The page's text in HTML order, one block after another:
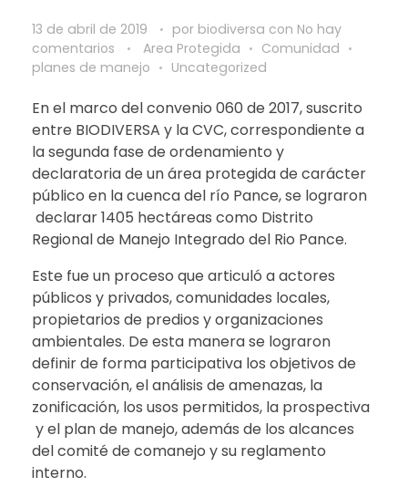
13 de abril de 2019 por biodiversa con No hay
comentarios
Area Protegida
Comunidad
planes de manejo
Uncategorized
En el marco del convenio 060 de 2017, suscrito
entre BIODIVERSA y la CVC, correspondiente a
la segunda fase de ordenamiento y
declaratoria de un área protegida de carácter
público en la cuenca del río Pance, se lograron
declarar 1405 hectáreas como Distrito
Regional de Manejo Integrado del Rio Pance.
Este fue un proceso que articuló a actores
públicos y privados, comunidades locales,
propietarios de predios y organizaciones
ambientales. De esta manera se lograron
definir de forma participativa los objetivos de
conservación, el análisis de amenazas, la
zonificación, los usos permitidos, la prospectiva
y el plan de manejo, además de los alcances
del comité de comanejo y su reglamento
interno.